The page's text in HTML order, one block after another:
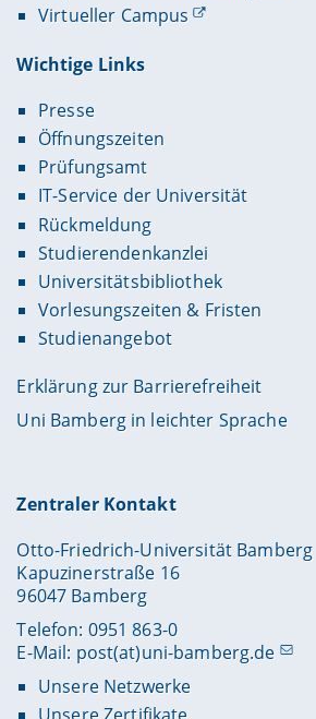
Virtueller Campus
Wichtige Links
Presse
Öffnungszeiten
Prüfungsamt
IT-Service der Universität
Rückmeldung
Studierendenkanzlei
Universitätsbibliothek
Vorlesungszeiten & Fristen
Studienangebot
Erklärung zur Barrierefreiheit
Uni Bamberg in leichter Sprache
Zentraler Kontakt
Otto-Friedrich-Universität Bamberg
Kapuzinerstraße 16
96047 Bamberg
Telefon: 0951 863-0
E-Mail: post(at)uni-bamberg.de
Unsere Netzwerke